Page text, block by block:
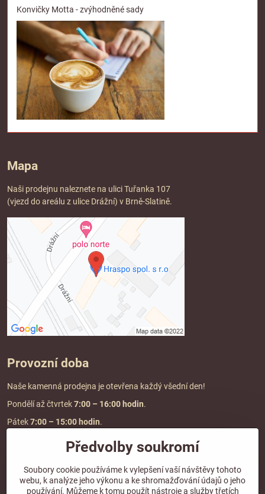
Konvičky Motta - zvýhodněné sady
Mapa
Naši prodejnu naleznete na ulici Tuřanka 107
(vjezd do areálu z ulice Drážní) v Brně-Slatině.
Provozní doba
Naše kamenná prodejna je otevřena každý všední den!
Pondělí až čtvrtek7:00 – 16:00 hodin.
Pátek7:00 – 15:00 hodin.
Doprava a platba
DOPRAVA ZDARMA
Předvolby soukromí
Soubory cookie používáme k vylepšení vaší návštěvy tohoto
webu, k analýze jeho výkonu a ke shromažďování údajů o jeho
používání. Můžeme k tomu použít nástroje a služby třetích